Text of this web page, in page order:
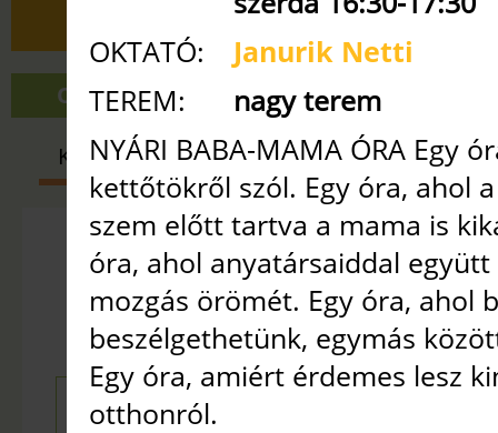
ÓRAREND
ONLINE ÓRÁK NAGY TEREM
KISMAMA BABA-MAMA
NAGY
2026. AUGUSZTUS 8. •
8:00
OKTATÓ:
Janurik Netti
TEREM:
nagy terem
NYÁRI BABA-MAMA ÓRA Egy
kettőtökről szól. Egy óra, ahol
szem előtt tartva a mama is
óra, ahol anyatársaiddal
mozgás örömét. Egy óra, ahol
beszélgethetünk, egymás
Egy óra, amiért érdemes lesz
otthonról.